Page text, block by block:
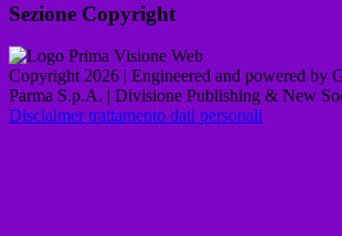
Sezione Copyright
Copyright 2026 | Engineered and powered by
Parma S.p.A. | Divisione Publishing & New
Disclaimer trattamento dati personali